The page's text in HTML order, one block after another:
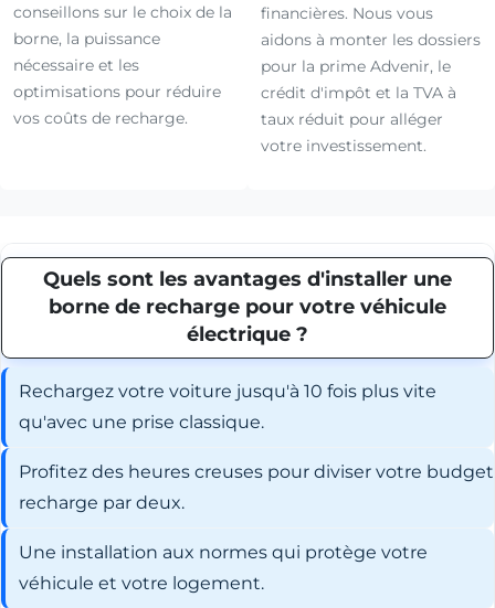
conseillons sur le choix de la
borne, la puissance
nécessaire et les
optimisations pour réduire
vos coûts de recharge.
financières. Nous vous
aidons à monter les dossiers
pour la prime Advenir, le
crédit d'impôt et la TVA à
taux réduit pour alléger
votre investissement.
Quels sont les avantages d'installer une
borne de recharge pour votre véhicule
électrique ?
Rechargez votre voiture jusqu'à 10 fois plus vite
qu'avec une prise classique.
Profitez des heures creuses pour diviser votre budget
recharge par deux.
Une installation aux normes qui protège votre
véhicule et votre logement.